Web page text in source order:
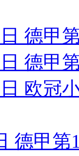
德甲
德甲
欧冠
德甲